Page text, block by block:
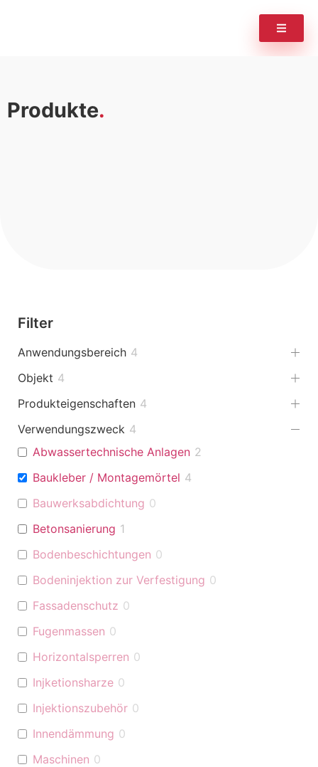
Produkte
Filter
Anwendungsbereich 4
Objekt 4
Produkteigenschaften 4
Verwendungszweck 4
Abwassertechnische Anlagen 2
Baukleber / Montagemörtel 4
Bauwerksabdichtung 0
Betonsanierung 1
Bodenbeschichtungen 0
Bodeninjektion zur Verfestigung 0
Fassadenschutz 0
Fugenmassen 0
Horizontalsperren 0
Injketionsharze 0
Injektionszubehör 0
Innendämmung 0
Maschinen 0